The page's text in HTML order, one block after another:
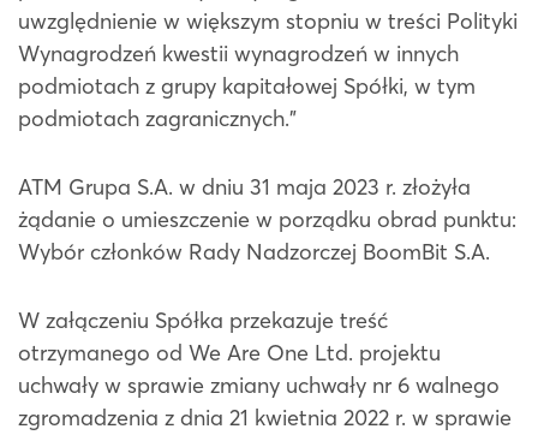
uwzględnienie w większym stopniu w treści Polityki
Wynagrodzeń kwestii wynagrodzeń w innych
podmiotach z grupy kapitałowej Spółki, w tym
podmiotach zagranicznych.”
ATM Grupa S.A. w dniu 31 maja 2023 r. złożyła
żądanie o umieszczenie w porządku obrad punktu:
Wybór członków Rady Nadzorczej BoomBit S.A.
W załączeniu Spółka przekazuje treść
otrzymanego od We Are One Ltd. projektu
uchwały w sprawie zmiany uchwały nr 6 walnego
zgromadzenia z dnia 21 kwietnia 2022 r. w sprawie